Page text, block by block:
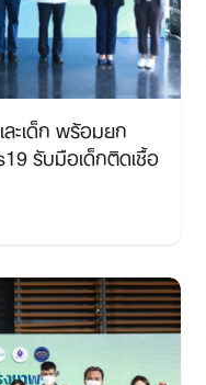
ะเด็ก พร้อมยก
รับมือเด็กติดเชื้อ